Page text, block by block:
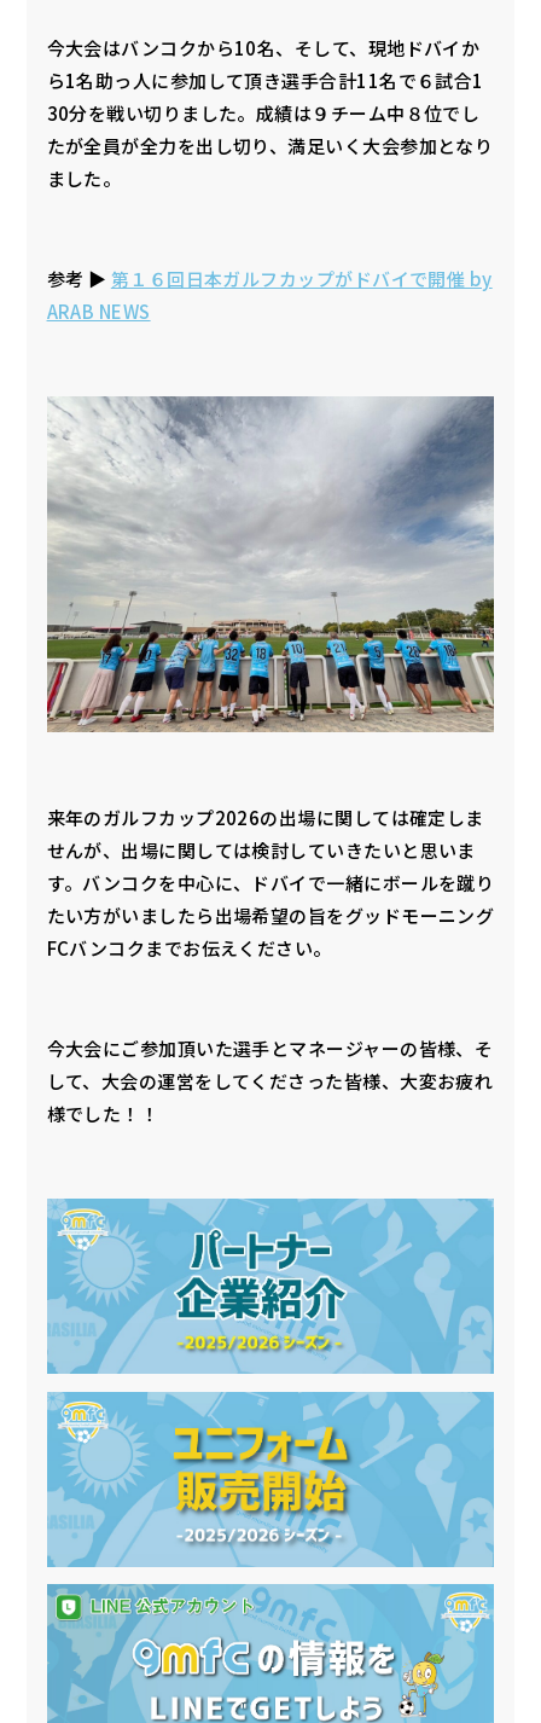
今大会はバンコクから10名、そして、現地ドバイか
ら1名助っ人に参加して頂き選手合計11名で６試合1
30分を戦い切りました。成績は９チーム中８位でし
たが全員が全力を出し切り、満足いく大会参加となり
ました。
参考 ▶︎ 第１６回日本ガルフカップがドバイで開催 by
ARAB NEWS
来年のガルフカップ2026の出場に関しては確定しま
せんが、出場に関しては検討していきたいと思いま
す。バンコクを中心に、ドバイで一緒にボールを蹴り
たい方がいましたら出場希望の旨をグッドモーニング
FCバンコクまでお伝えください。
今大会にご参加頂いた選手とマネージャーの皆様、そ
して、大会の運営をしてくださった皆様、大変お疲れ
様でした！！